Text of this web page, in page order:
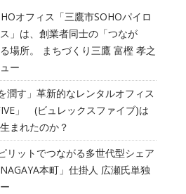
オフィス「三鷹市SOHOパイロ
」は、創業者同士の「つなが
場所。 まちづくり三鷹 富樫 孝之
ー
潤す」革新的なレンタルオフィス
」 (ビュレックスファイブ)は
まれたのか？
リットでつながる多世代型シェア
本町」仕掛人 広瀬氏単独